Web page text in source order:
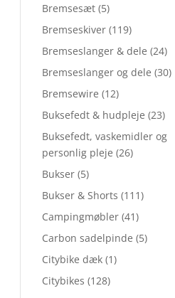
Bremsesæt (5)
Bremseskiver (119)
Bremseslanger & dele (24)
Bremseslanger og dele (30)
Bremsewire (12)
Buksefedt & hudpleje (23)
Buksefedt, vaskemidler og
personlig pleje (26)
Bukser (5)
Bukser & Shorts (111)
Campingmøbler (41)
Carbon sadelpinde (5)
Citybike dæk (1)
Citybikes (128)